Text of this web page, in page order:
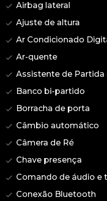
Airbag lateral
Ajuste de altura
Ar Condicionado
Ar-quente
Assistente de Partida
Banco bi-partido
Borracha de porta
Câmbio automático
Câmera de Ré
Chave presença
Comando de áudio e
Conexão Bluetooth